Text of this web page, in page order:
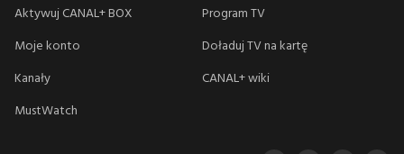
Aktywuj CANAL+ BOX
Program TV
Moje konto
Doładuj TV na kartę
Kanały
CANAL+ wiki
MustWatch